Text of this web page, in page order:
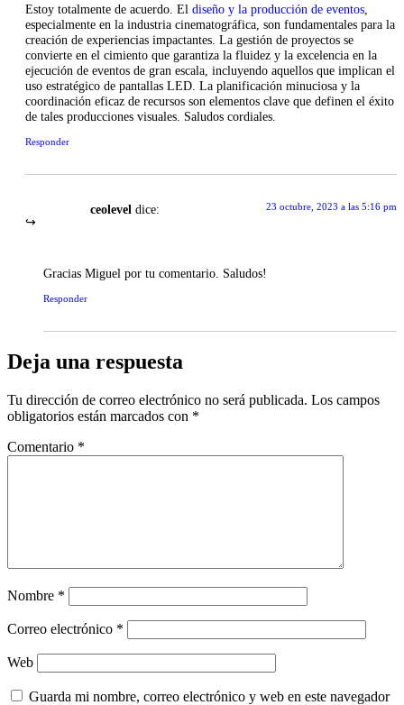
Estoy totalmente de acuerdo. El diseño y la producción de eventos
especialmente en la industria cinematográfica, son fundamentales para la
creación de experiencias impactantes. La gestión de proyectos se
convierte en el cimiento que garantiza la fluidez y la excelencia en la
ejecución de eventos de gran escala, incluyendo aquellos que implican el
uso estratégico de pantallas LED. La planificación minuciosa y la
coordinación eficaz de recursos son elementos clave que definen el éxito
de tales producciones visuales. Saludos cordiales.
Responder
ceolevel dice: 23 octubre, 2023 a las 5:16 pm
Gracias Miguel por tu comentario. Saludos!
Responder
Deja una respuesta
Tu dirección de correo electrónico no será publicada. Los campos
obligatorios están marcados con *
Comentario *
Nombre *
Correo electrónico *
Web
Guarda mi nombre, correo electrónico y web en este navegador